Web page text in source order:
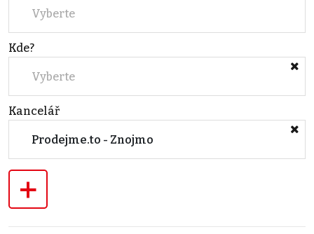
Vyberte
Kde?
Vyberte
Kancelář
Prodejme.to - Znojmo
+